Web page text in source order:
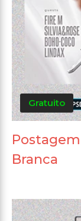
Gratuito
Branca